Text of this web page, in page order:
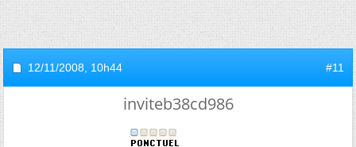
12/11/2008, 10h44 #11
inviteb38cd986